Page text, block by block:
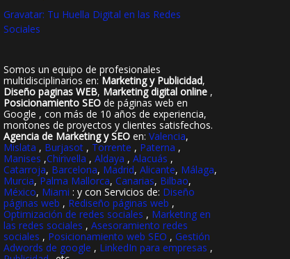
Gravatar: Tu Huella Digital en las Redes
Sociales
Somos un equipo de profesionales
multidisciplinarios en:Marketing y Publicidad,
Diseño paginas WEB, Marketing digital online ,
Posicionamiento SEO de páginas web en
Google , con más de 10 años de experiencia,
montones de proyectos y clientes satisfechos.
Agencia de Marketing y SEO en: Valencia,
Mislata , Burjasot , Torrente , Paterna ,
Manises ,Chirivella , Aldaya , Alacuás ,
Catarroja, Barcelona, Madrid, Alicante, Málaga,
Murcia,Palma Mallorca, Canarias, Bilbao,
México, Miami : y con Servicios de: Diseño
páginas web , Rediseño páginas web ,
Optimización de redes sociales , Marketing en
las redes sociales , Asesoramiento redes
sociales , Posicionamiento web SEO , Gestión
Adwords de google , LinkedIn para empresas ,